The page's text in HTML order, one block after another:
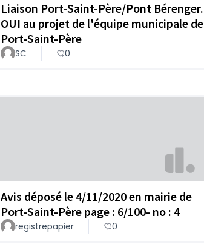
Liaison Port-Saint-Père/Pont Bérenger.
OUI au projet de l'équipe municipale de
Port-Saint-Père
SC 0
Avis déposé le 4/11/2020 en mairie de
Port-Saint-Père page : 6/100- no : 4
registrepapier 0